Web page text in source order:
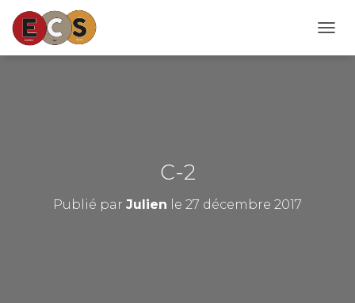
É
C-2
Publié par Julien le 27 décembre 2017